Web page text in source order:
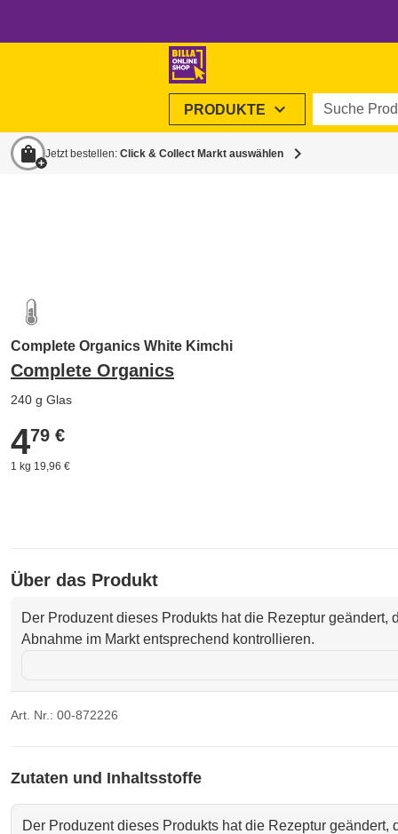
PRODUKTE expand_more Suche
shopping_bag Jetzt bestellen: Click & Collect Markt auswählen chevron_right
Complete Organics White Kimchi
Complete Organics
240 g Glas
4,79 €
479 €
1 kg 19,96 €
Über das Produkt
Der Produzent dieses Produkts hat die Rezeptur
Abnahme im Markt entsprechend kontrollieren.
Art. Nr.: 00-872226
Zutaten und Inhaltsstoffe
Der Produzent dieses Produkts hat die Rezeptur